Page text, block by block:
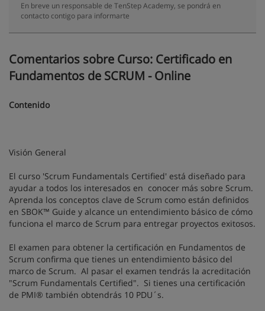
En breve un responsable de TenStep Academy, se pondrá en
contacto contigo para informarte
Comentarios sobre Curso: Certificado en
Fundamentos de SCRUM - Online
Contenido
Visión General
El curso 'Scrum Fundamentals Certified' está diseñado para
ayudar a todos los interesados en conocer más sobre Scrum.
Aprenda los conceptos clave de Scrum como están definidos
en SBOK™ Guide y alcance un entendimiento básico de cómo
funciona el marco de Scrum para entregar proyectos exitosos.
El examen para obtener la certificación en Fundamentos de
Scrum confirma que tienes un entendimiento básico del
marco de Scrum. Al pasar el examen tendrás la acreditación
"Scrum Fundamentals Certified". Si tienes una certificación
de PMI® también obtendrás 10 PDU´s.